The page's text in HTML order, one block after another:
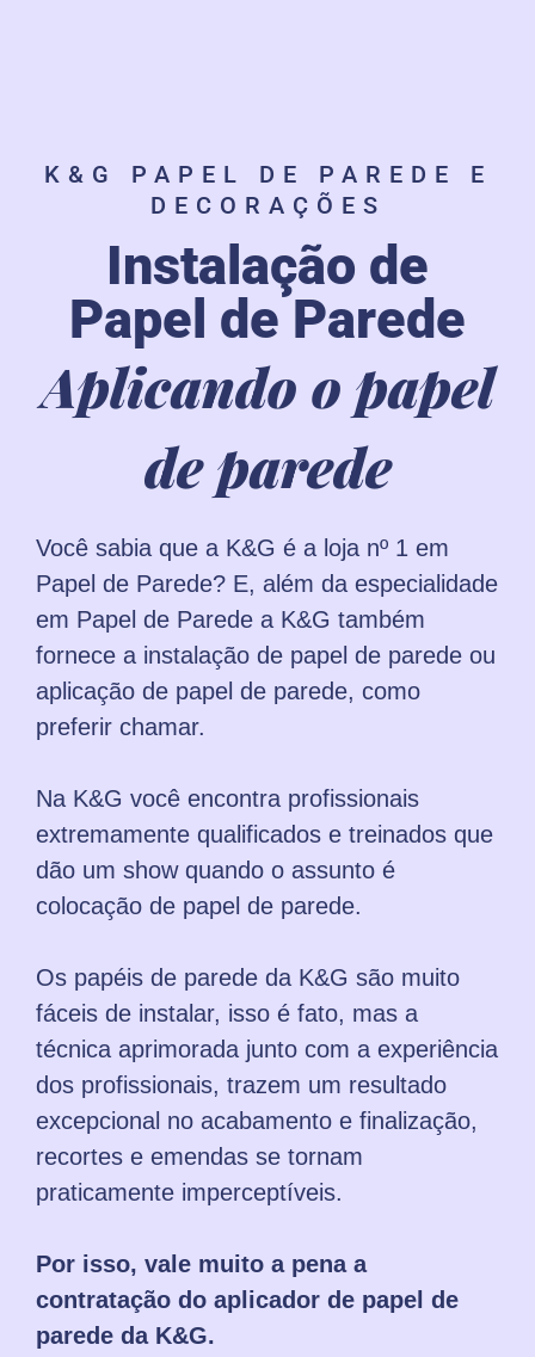
K&G PAPEL DE PAREDE E
DECORAÇÕES
Instalação de
Papel de Parede
Aplicando o papel
de parede
Você sabia que a K&G é a loja nº 1 em
Papel de Parede? E, além da especialidade
em Papel de Parede a K&G também
fornece a instalação de papel de parede ou
aplicação de papel de parede, como
preferir chamar.
Na K&G você encontra profissionais
extremamente qualificados e treinados que
dão um show quando o assunto é
colocação de papel de parede.
Os papéis de parede da K&G são muito
fáceis de instalar, isso é fato, mas a
técnica aprimorada junto com a experiência
dos profissionais, trazem um resultado
excepcional no acabamento e finalização,
recortes e emendas se tornam
praticamente imperceptíveis.
Por isso, vale muito a pena a
contratação do aplicador de papel de
parede da K&G.